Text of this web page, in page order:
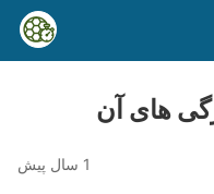
های آن
1 سال پیش